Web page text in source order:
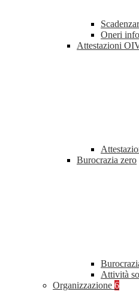
Oneri
Attestazioni
Burocrazia zero
Attività
Organizzazione 6